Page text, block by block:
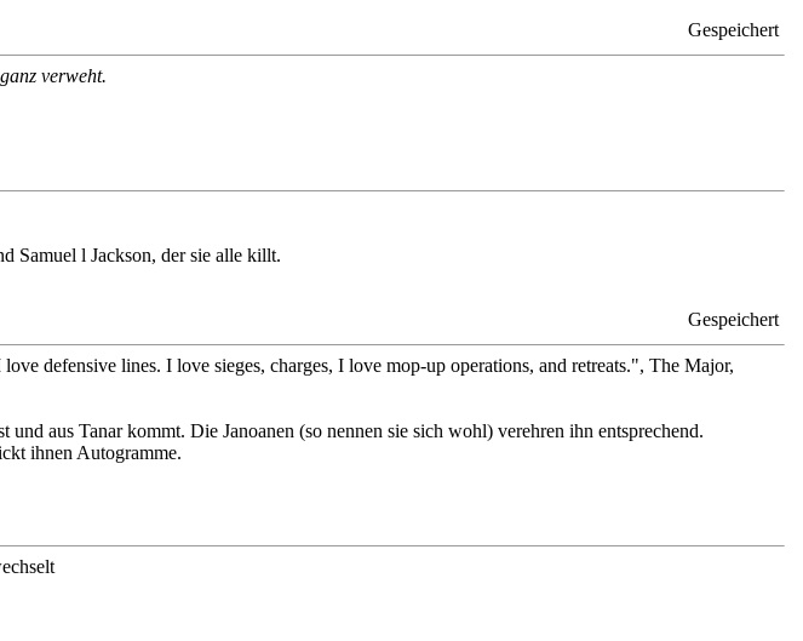
Gespeichert
verweht.
Samuel l Jackson, der sie alle killt.
Gespeichert
defensive lines. I love sieges, charges, I love mop-up operations, and retreats.", The Major,
aus Tanar kommt. Die Janoanen (so nennen sie sich wohl) verehren ihn entsprechend.
ihnen Autogramme.